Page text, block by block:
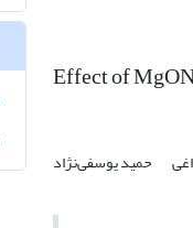
Effect of
حمید یوسفی‌نژاد